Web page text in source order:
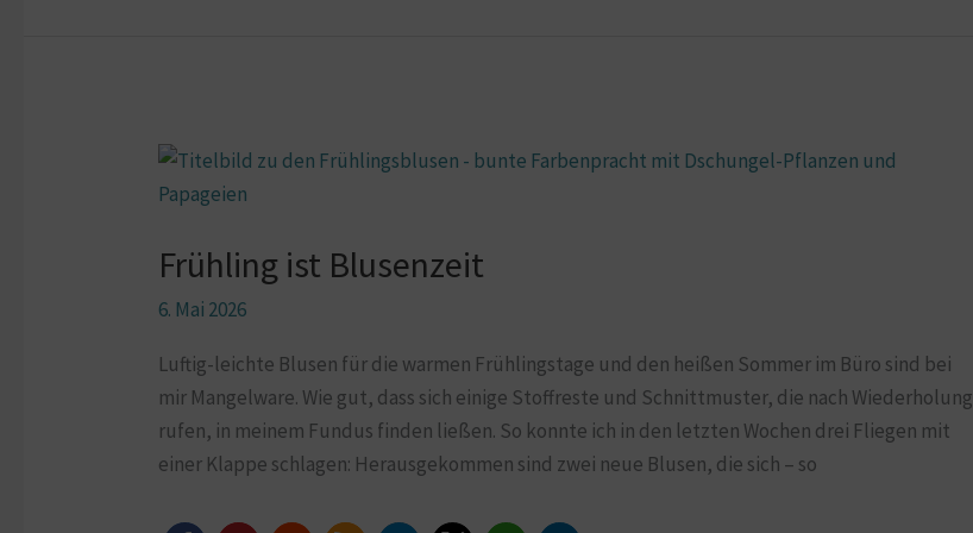
Frühling ist Blusenzeit
6. Mai 2026
Luftig-leichte Blusen für die warmen Frühlingstage und den heißen Sommer im Büro sind bei
mir Mangelware. Wie gut, dass sich einige Stoffreste und Schnittmuster, die nach Wiederholung
rufen, in meinem Fundus finden ließen. So konnte ich in den letzten Wochen drei Fliegen mit
einer Klappe schlagen: Herausgekommen sind zwei neue Blusen, die sich – so
Frühling
ist